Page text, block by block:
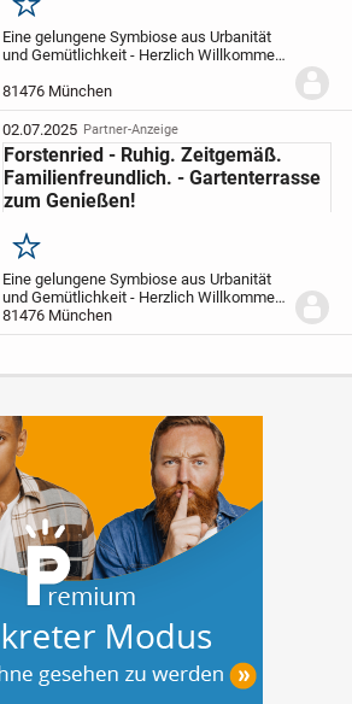
Merken
Eine gelungene Symbiose aus Urbanität
und Gemütlichkeit - Herzlich Willkommen
entstehen derzeit fünf stilvolle
Mehrfamilienhäuser, die sich allesamt
im...
81476 München
02.07.2025 Partner-Anzeige
Forstenried - Ruhig. Zeitgemäß.
Familienfreundlich. - Gartenterrasse
zum Genießen!
Merken
Eine gelungene Symbiose aus Urbanität
und Gemütlichkeit - Herzlich Willkommen
in Forstenried!Inmitten von Forstenried
entstehen derzeit fünf stilvolle
81476 München